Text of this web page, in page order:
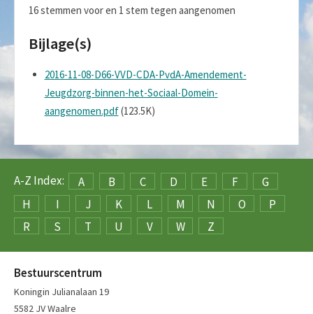
16 stemmen voor en 1 stem tegen aangenomen
Bijlage(s)
2016-11-08-D66-VVD-CDA-PvdA-Amendement-
Jeugdzorg-binnen-het-Sociaal-Domein-
aangenomen.pdf(123.5K)
A-Z Index: A B C D E F
G
H
I J K L M N O
P
R
S T U V W Z
Bestuurscentrum
Koningin Julianalaan 19
5582 JV Waalre